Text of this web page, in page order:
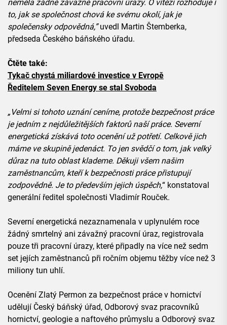
neměla žádné závažné pracovní úrazy. O vítězi rozhoduje i
to, jak se společnost chová ke svému okolí, jak je
společensky odpovědná,”uvedl Martin Štemberka,
předseda Českého báňského úřadu.
Čtěte také:
Tykač chystá miliardové investice v Evropě
Ředitelem Seven Energy se stal Svoboda
„Velmi si tohoto uznání ceníme, protože bezpečnost práce
je jedním z nejdůležitějších faktorů naší práce. Severní
energetická získává toto ocenění už potřetí. Celkově jich
máme ve skupině jedenáct. To jen svědčí o tom, jak velký
důraz na tuto oblast klademe. Děkuji všem našim
zaměstnancům, kteří k bezpečnosti práce přistupují
zodpovědně. Je to především jejich úspěch,“ konstatoval
generální ředitel společnosti Vladimír Rouček.
Severní energetická nezaznamenala v uplynulém roce
žádný smrtelný ani závažný pracovní úraz, registrovala
pouze tři pracovní úrazy, které připadly na více než sedm
set jejích zaměstnanců při ročním objemu těžby více než 3
miliony tun uhlí.
Ocenění Zlatý Permon za bezpečnost práce v hornictví
udělují Český báňský úřad, Odborový svaz pracovníků
hornictví, geologie a naftového průmyslu a Odborový svaz